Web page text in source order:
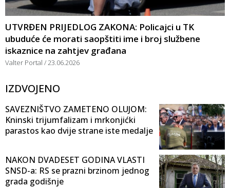
UTVRĐEN PRIJEDLOG ZAKONA: Policajci u TK
ubuduće će morati saopštiti ime i broj službene
iskaznice na zahtjev građana
Valter Portal 23.06.2026
IZDVOJENO
SAVEZNIŠTVO ZAMETENO OLUJOM:
Kninski trijumfalizam i mrkonjićki
parastos kao dvije strane iste medalje
NAKON DVADESET GODINA VLASTI
SNSD-a: RS se prazni brzinom jednog
grada godišnje